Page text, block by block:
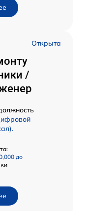
Открыта
/
до